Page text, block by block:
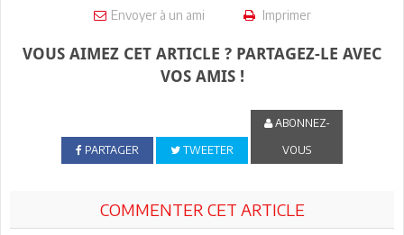
Envoyer à un ami Imprimer
VOUS AIMEZ CET ARTICLE ? PARTAGEZ-LE AVEC
VOS AMIS !
PARTAGER TWEETER
ABONNEZ-
VOUS
COMMENTER CET ARTICLE